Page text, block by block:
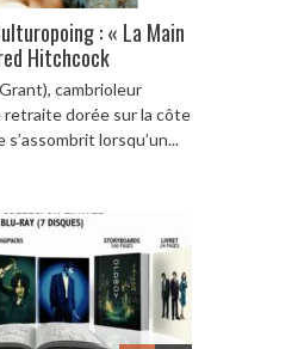
: « La Main
Hitchcock
cambrioleur
retraite dorée sur la côte
s’assombrit lorsqu’un...